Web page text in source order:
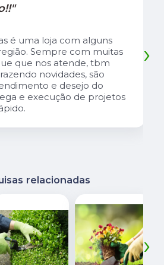
é uma loja com alguns
Sempre com muitas
que nos atende, tbm
novidades, são
e desejo do
e execução de projetos
›
relacionadas
›